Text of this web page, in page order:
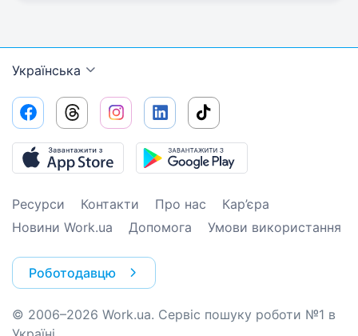
Українська
Ресурси Контакти Про нас
Кар’єра
Новини Work.ua
Допомога Умови використання
Роботодавцю
© 2006–2026 Work.ua. Сервіс пошуку роботи №1 в